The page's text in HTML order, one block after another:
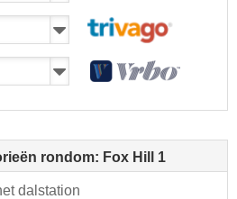
rondom: Fox Hill 1
dalstation